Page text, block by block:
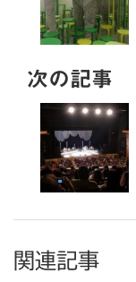
次の記事
関連記事